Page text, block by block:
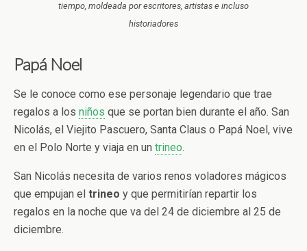
tiempo, moldeada por escritores, artistas e incluso
historiadores
Papá Noel
Se le conoce como ese personaje legendario que trae
regalos a los niños que se portan bien durante el año. San
Nicolás, el Viejito Pascuero, Santa Claus o Papá Noel, vive
en el Polo Norte y viaja en un trineo.
San Nicolás necesita de varios renos voladores mágicos
que empujan el trineo y que permitirían repartir los
regalos en la noche que va del 24 de diciembre al 25 de
diciembre.